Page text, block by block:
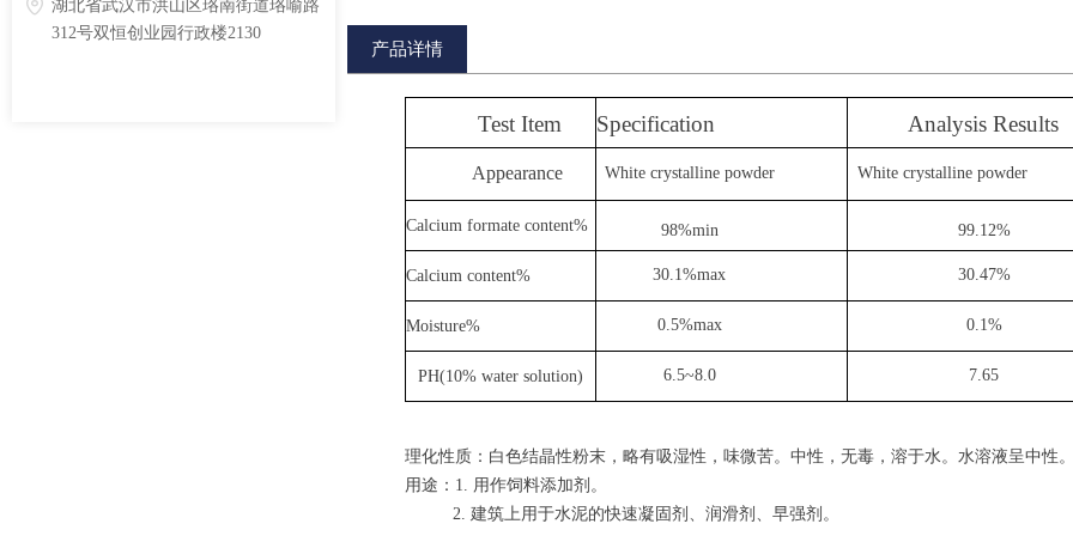
产品详情
Test Item Specification Analysis Results
Appearance White crystalline powder White crystalline powder
Calcium formate content% 98%min 99.12%
Calcium content% 30.1%max 30.47%
Moisture% 0.5%max 0.1%
PH(10% water solution) 6.5~8.0 7.65
理化性质：白色结晶性粉末，略有吸湿性，味微苦。中性，无毒，溶于水。水溶液呈中性
用途：1. 用作饲料添加剂。
2. 建筑上用于水泥的快速凝固剂、润滑剂、早强剂。
湖北省武汉市洪山区珞南街道珞喻路
312号双恒创业园行政楼2130